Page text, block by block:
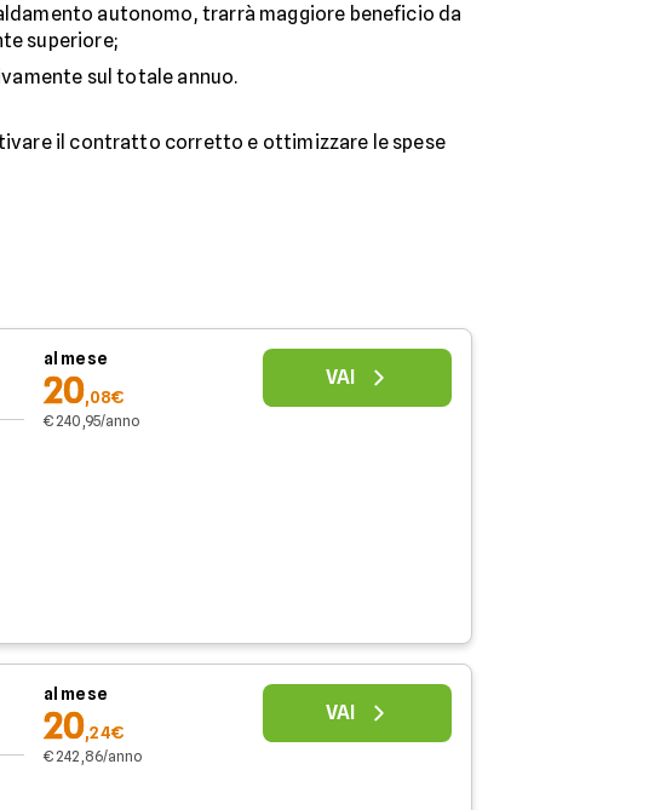
autonomo, trarrà maggiore beneficio da
superiore;
sul totale annuo.
il contratto corretto e ottimizzare le spese
al mese
20,08€
€ 240,95/anno
VAI
al mese
20,24€
€ 242,86/anno
VAI